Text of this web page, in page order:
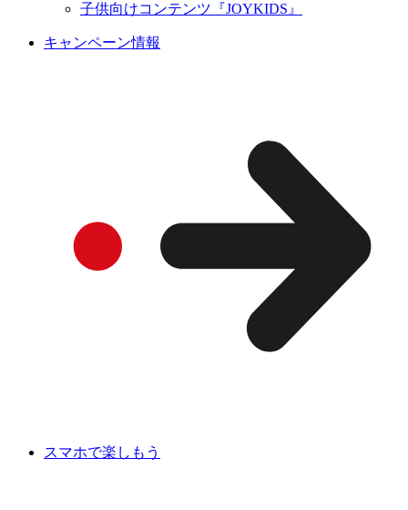
子供向けコンテンツ『JOYKIDS』
キャンペーン情報
スマホで楽しもう